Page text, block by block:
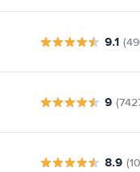
9.1
9
8.9